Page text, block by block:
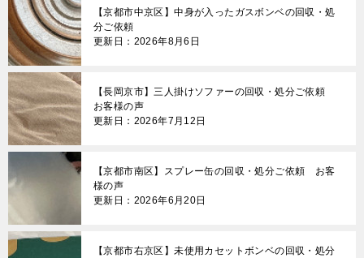
【京都市中京区】中身が入ったガスボンベの回収・処
分ご依頼
更新日：2026年8月6日
【長岡京市】三人掛けソファーの回収・処分ご依頼
お客様の声
更新日：2026年7月12日
【京都市南区】スプレー缶の回収・処分ご依頼 お客
様の声
更新日：2026年6月20日
【京都市右京区】未使用カセットボンベの回収・処分